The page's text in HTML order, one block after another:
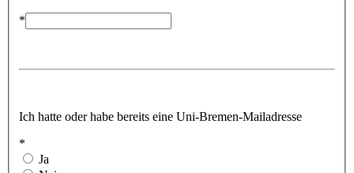
*
Ich hatte oder habe bereits eine Uni-Bremen-Mailadresse
*
Ja